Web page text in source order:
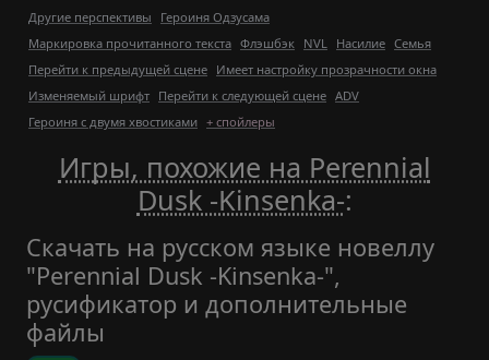
Другие перспективы
Героиня Одзусама
Маркировка прочитанного текста Флэшбэк NVL Насилие Семья
Перейти к предыдущей сцене Имеет настройку прозрачности окна
Изменяемый шрифт Перейти к следующей сцене ADV
Героиня с двумя хвостиками + спойлеры
Игры, похожие на Perennial
Dusk -Kinsenka-:
Скачать на русском языке новеллу
"Perennial Dusk -Kinsenka-",
русификатор и дополнительные
файлы